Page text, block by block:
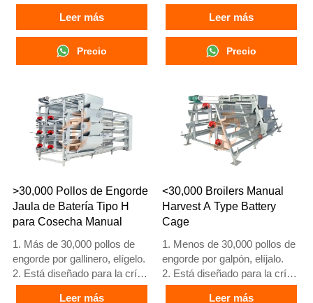
de pollos de engorde de 1 a
45 días de edad listos para el
mercado.
3. Su vida útil es de más de
20 años.
24 horas, el número de
What’sApp es
+8618830120193, +234
8111199996.
Leer más
Precio
de pollos de engorde de 1 a
45 días de edad listos para el
mercado.
3. Su vida útil es de más de
20 años.
24 horas, el número de
What’sApp es
+8618830120193, +234
8111199996.
Leer más
Precio
>30,000 Pollos de Engorde
Jaula de Batería Tipo H
para Cosecha Manual
1. Más de 30,000 pollos de
engorde por gallinero, elígelo.
2. Está diseñado para la cría
de pollos de engorde de 1 a
Leer más
<30,000 Broilers Manual
Harvest A Type Battery
Cage
1. Menos de 30,000 pollos de
engorde por galpón, elíjalo.
2. Está diseñado para la cría
de pollos de engorde de 1 a
Leer más